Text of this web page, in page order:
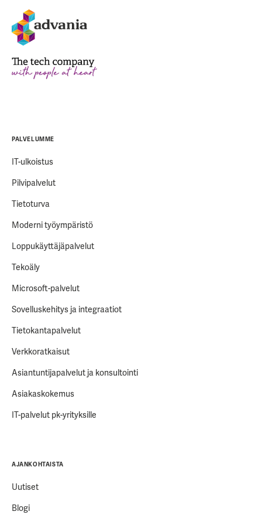
PALVELUMME
IT-ulkoistus
Pilvipalvelut
Tietoturva
Moderni työympäristö
Loppukäyttäjäpalvelut
Tekoäly
Microsoft-palvelut
Sovelluskehitys ja integraatiot
Tietokantapalvelut
Verkkoratkaisut
Asiantuntijapalvelut ja konsultointi
Asiakaskokemus
IT-palvelut pk-yrityksille
AJANKOHTAISTA
Uutiset
Blogi